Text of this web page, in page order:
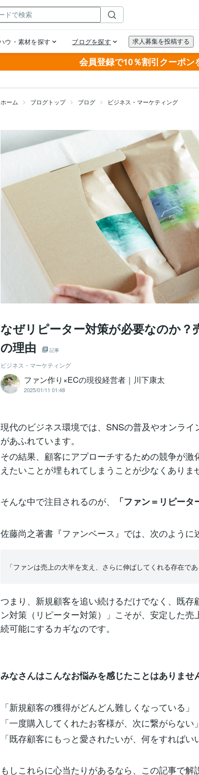
会員登録で10％割引クーポン
ホーム ブログトップ ブログ ビジネス・マーケティング
なぜリピーター対策が必要なのか？
の理由
記事
ビジネス・マーケティング
ファン作り×ECの現役経営者｜川下康太
2025/01/11 01:48
現代のビジネス環境では、SNSの普及やオンライ
があふれています。
その結果、顧客にアプローチするための競争が
えたいことが埋もれてしまうことが少なくありま
そんな中で注目されるのが、 「ファン＝リピータ
佐藤尚之著書『ファンベース』では、次のように
「ファンは売上の大半を支え、さらに伸ばしてくれる存在であ
つまり、新規顧客を追い続けるだけでなく、既存
ン対策（リピーター対策）」こそが、安定した
続可能にするカギなのです。
みなさんはこんなお悩みを感じたことはありませ
「新規顧客の獲得がどんどん難しくなっている」
「一度購入してくれたお客様が、次に繋がらない」
「既存顧客にもっと愛されたいが、何をすればい
もしこれらに心当たりがあるなら、この記事で